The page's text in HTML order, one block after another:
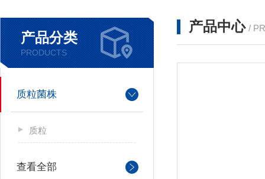
产品分类
PRODUCTS
质粒菌株
质粒
查看全部
产品中心 /